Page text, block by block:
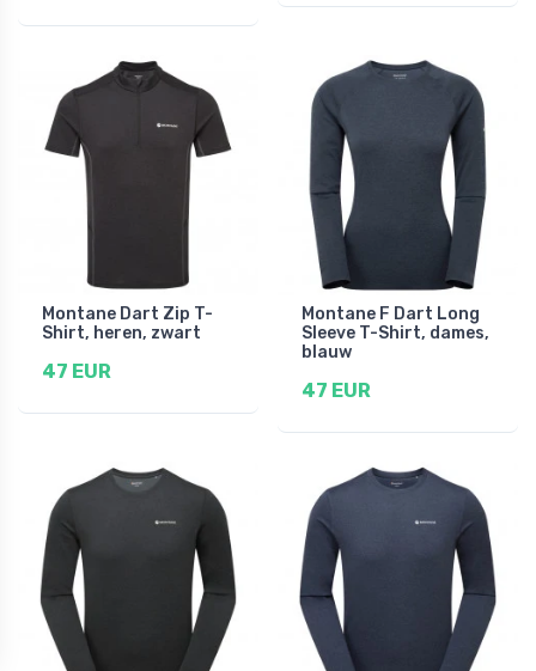
Montane Dart Zip T-
Shirt, heren, zwart
47 EUR
Montane F Dart Long
Sleeve T-Shirt, dames,
blauw
47 EUR